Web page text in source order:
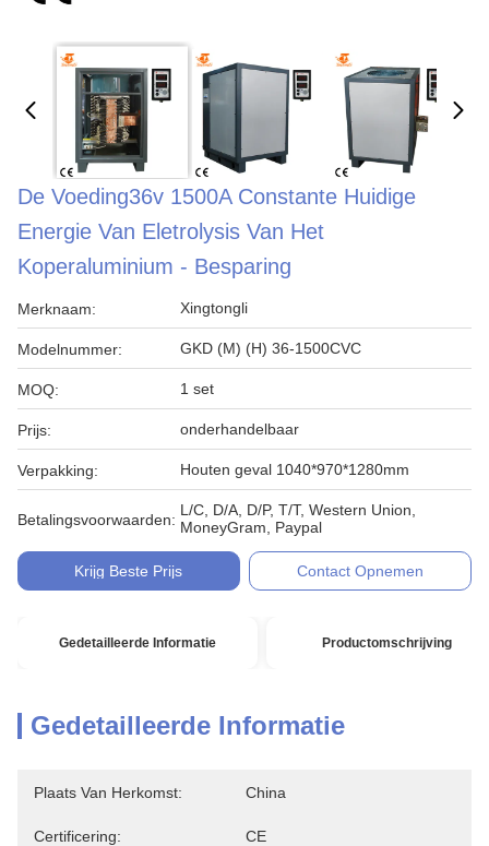
De Voeding36v 1500A Constante Huidige
Energie Van Eletrolysis Van Het
Koperaluminium - Besparing
Merknaam: Xingtongli
Modelnummer: GKD (M) (H) 36-1500CVC
MOQ: 1 set
Prijs: onderhandelbaar
Verpakking: Houten geval 1040*970*1280mm
Betalingsvoorwaarden:
L/C, D/A, D/P, T/T, Western Union,
MoneyGram, Paypal
Krijg Beste Prijs Contact Opnemen
Gedetailleerde Informatie Productomschrijving
Gedetailleerde Informatie
Plaats Van Herkomst: China
Certificering: CE